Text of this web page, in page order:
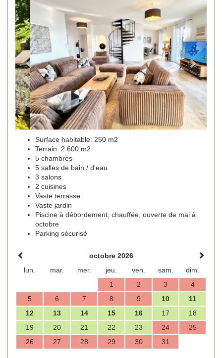
Surface habitable: 250 m2
Terrain: 2 600 m2
5 chambres
5 salles de bain / d'eau
3 salons
2 cuisines
Vaste terrasse
Vaste jardin
Piscine à débordement, chauffée, ouverte de mai à
octobre
Parking sécurisé
octobre 2026
lun.
mar. mer. jeu. ven. sam.
dim.
1
2 3
4
5
6 7 8 9 10
11
12
13 14 15 16 17
18
19
20 21 22 23 24
25
26
27 28 29 30 31